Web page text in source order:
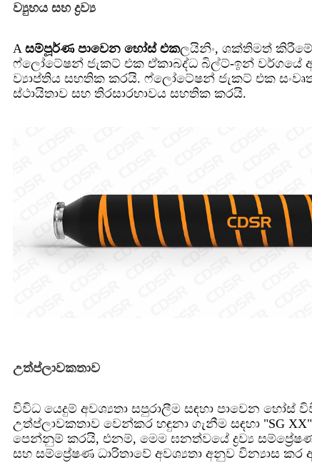
ව්‍යුහය සහ ද්‍රව්‍ය
A සම්පූර්ණ පාවෙන හෝස් එකලයිනිං, ශක්තිමත්
ෆ්ලෝටේෂන් ජැකට් එක ඒකාබද්ධ බිල්ට්-ඉන්
ව්‍යාප්තිය සහතික කරයි. ෆ්ලෝටේෂන් ජැකට් එක
ස්ථායිතාව සහ තිරසාරභාවය සහතික කරයි.
උත්ප්ලාවකතාව
විවිධ යෙදුම් අවශ්‍යතා සපුරාලීම සඳහා පාවෙන හෝස්
උත්ප්ලාවකතාව වෙන්කර හඳුනා ගැනීම සඳහා "SG
පෙන්නුම් කරයි, එනම්, මෙම ඝනත්වයේ ද්‍රව්‍ය
සහ සම්ප්‍රේෂණ ධාරිතාවේ අවශ්‍යතා අනුව වින්‍යාස කර